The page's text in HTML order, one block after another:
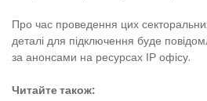
Про час проведення цих
деталі для підключення буде
за анонсами на ресурсах ІР офісу.
Читайте також: